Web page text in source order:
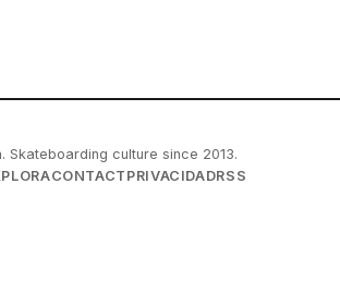
Skateboarding culture since 2013.
CONTACT PRIVACIDADRSS